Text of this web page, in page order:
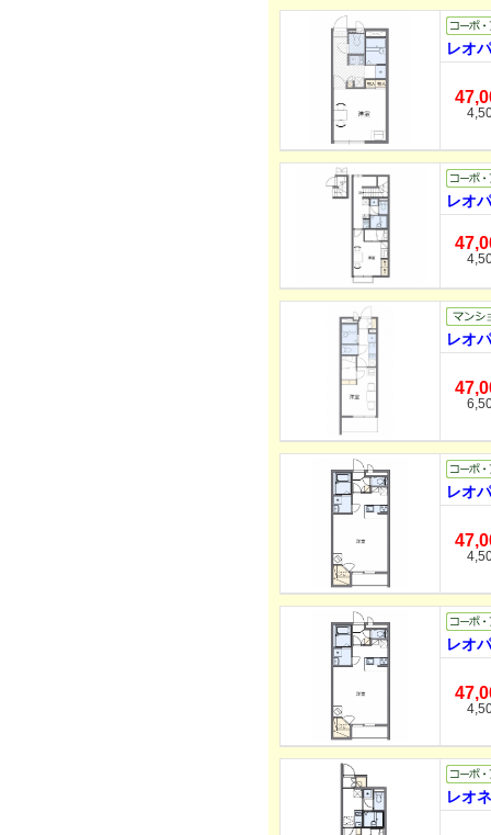
レオ
レオ
レオ
レオ
レオ
レオ